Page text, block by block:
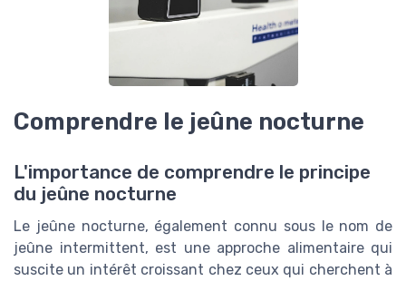
Comprendre le jeûne nocturne
L'importance de comprendre le principe
du jeûne nocturne
Le jeûne nocturne, également connu sous le nom de
jeûne intermittent, est une approche alimentaire qui
suscite un intérêt croissant chez ceux qui cherchent à